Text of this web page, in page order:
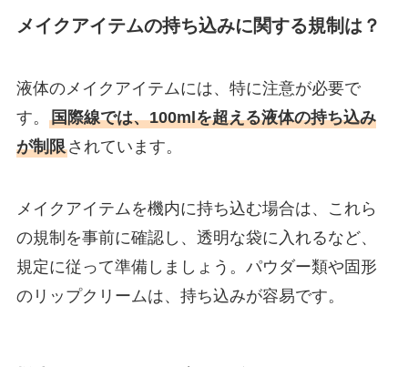
メイクアイテムの持ち込みに関する規制は？
液体のメイクアイテムには、特に注意が必要で
す。 国際線では、100mlを超える液体の持ち込み
が制限されています。
メイクアイテムを機内に持ち込む場合は、これら
の規制を事前に確認し、透明な袋に入れるなど、
規定に従って準備しましょう。パウダー類や固形
のリップクリームは、持ち込みが容易です。